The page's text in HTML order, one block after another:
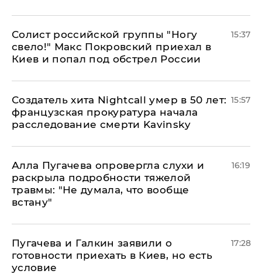
Солист российской группы "Ногу
свело!" Макс Покровский приехал в
Киев и попал под обстрел России
15:37
Создатель хита Nightcall умер в 50 лет:
французская прокуратура начала
расследование смерти Kavinsky
15:57
Алла Пугачева опровергла слухи и
раскрыла подробности тяжелой
травмы: "Не думала, что вообще
встану"
16:19
Пугачева и Галкин заявили о
готовности приехать в Киев, но есть
условие
17:28